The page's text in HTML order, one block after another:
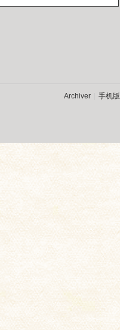
Archiver 手机版